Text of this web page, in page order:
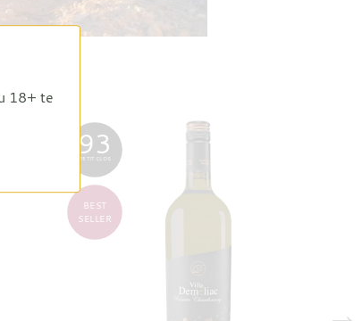
93
PETIT CLOS
BEST
SELLER
18+ te